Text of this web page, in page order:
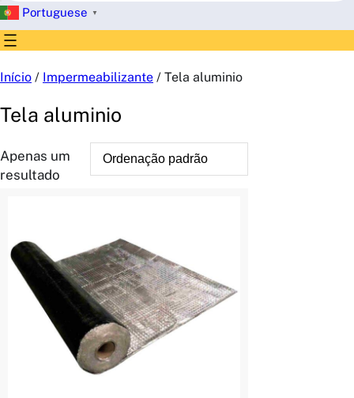
a
r
c
Portuguese ▼
Início / Impermeabilizante / Tela aluminio
Tela aluminio
Apenas um
resultado